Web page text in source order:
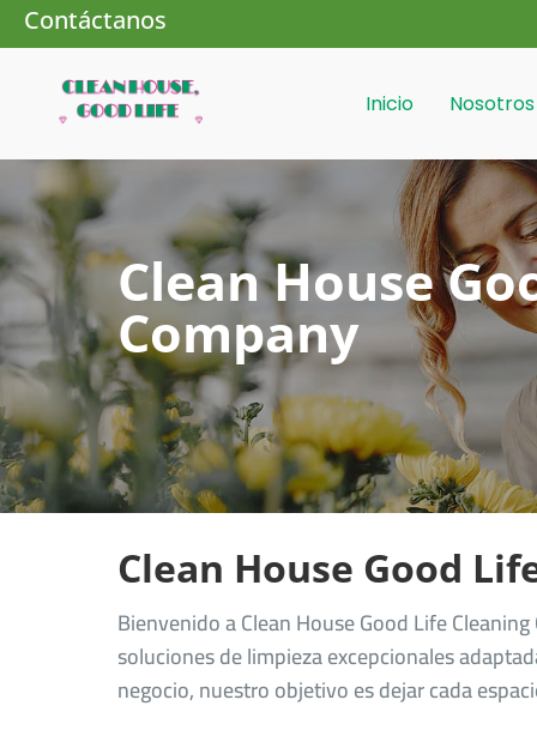
Contáctanos
Inicio Nosotros
Clean House
Company
Clean House Good
Bienvenido a Clean House Good Life
soluciones de limpieza excepcionales
negocio, nuestro objetivo es dejar cada